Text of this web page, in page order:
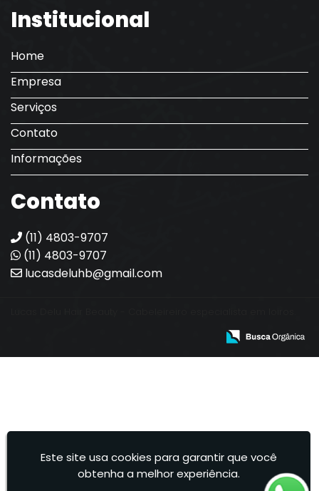
Institucional
Home
Empresa
Serviços
Contato
Informações
Contato
(11) 4803-9707
(11) 4803-9707
lucasdeluhb@gmail.com
Este site usa cookies para garantir que você
obtenha a melhor experiência.